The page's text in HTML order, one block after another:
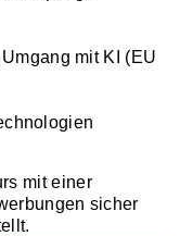
mit KI (EU
mit einer
sicher